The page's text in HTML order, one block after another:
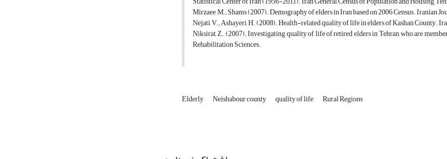
Mirzaee, M.; Shams (2007). Demography of elders in Iran based on 2006 Census. Iranian
Nejati, V.; Ashayeri, H. (2008). Health-related quality of life in elders of Kashan County.
Niksirat, Z. (2007). Investigating quality of life of retired elders in Tehran, who are
Rehabilitation Sciences.
Elderly Neishabour county quality of life Rural Regions